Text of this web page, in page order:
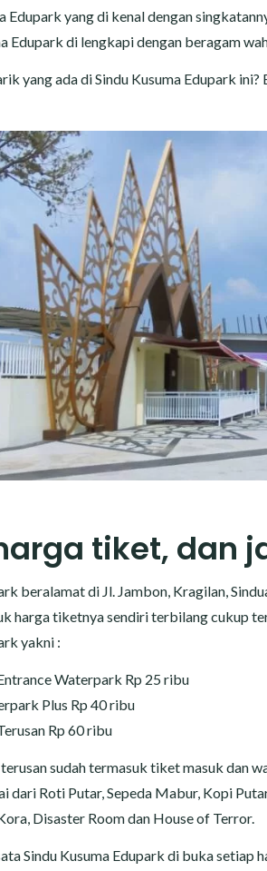
Edupark yang di kenal dengan
Edupark di lengkapi dengan beragam
yang ada di Sindu Kusuma Edupark
tiket, dan
beralamat di Jl. Jambon, Kragilan,
harga tiketnya sendiri terbilang cukup
yakni :
Waterpark Rp 25 ribu
Plus Rp 40 ribu
Rp 60 ribu
sudah termasuk tiket masuk dan
dari Roti Putar, Sepeda Mabur, Kopi
Disaster Room dan House of Terror.
Sindu Kusuma Edupark di buka setiap